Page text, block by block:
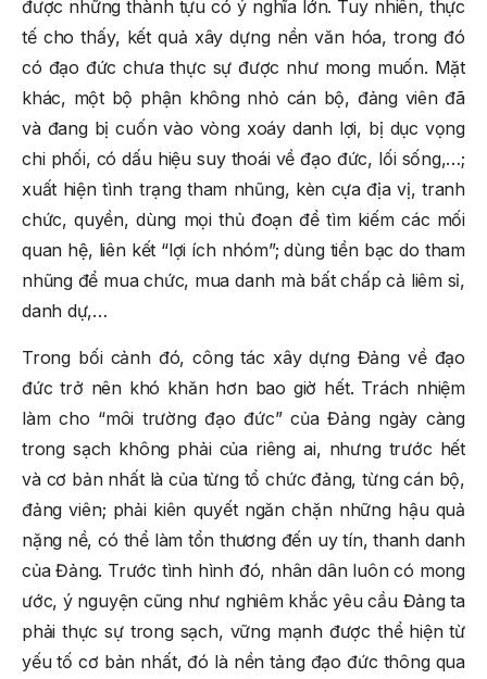
được những thành tựu có ý nghĩa lớn. Tuy nhiên, thực
tế cho thấy, kết quả xây dựng nền văn hóa, trong đó
có đạo đức chưa thực sự được như mong muốn. Mặt
khác, một bộ phận không nhỏ cán bộ, đảng viên đã
và đang bị cuốn vào vòng xoáy danh lợi, bị dục vọng
chi phối, có dấu hiệu suy thoái về đạo đức, lối sống,…;
xuất hiện tình trạng tham nhũng, kèn cựa địa vị, tranh
chức, quyền, dùng mọi thủ đoạn để tìm kiếm các mối
quan hệ, liên kết “lợi ích nhóm”; dùng tiền bạc do tham
nhũng để mua chức, mua danh mà bất chấp cả liêm sỉ,
danh dự,…
Trong bối cảnh đó, công tác xây dựng Đảng về đạo
đức trở nên khó khăn hơn bao giờ hết. Trách nhiệm
làm cho “môi trường đạo đức” của Đảng ngày càng
trong sạch không phải của riêng ai, nhưng trước hết
và cơ bản nhất là của từng tổ chức đảng, từng cán bộ,
đảng viên; phải kiên quyết ngăn chặn những hậu quả
nặng nề, có thể làm tổn thương đến uy tín, thanh danh
của Đảng. Trước tình hình đó, nhân dân luôn có mong
ước, ý nguyện cũng như nghiêm khắc yêu cầu Đảng ta
phải thực sự trong sạch, vững mạnh được thể hiện từ
yếu tố cơ bản nhất, đó là nền tảng đạo đức thông qua